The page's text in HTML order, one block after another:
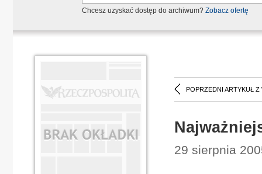
Chcesz uzyskać dostęp do archiwum? Zobacz ofertę
POPRZEDNI ARTYKUŁ Z
29 sierpnia